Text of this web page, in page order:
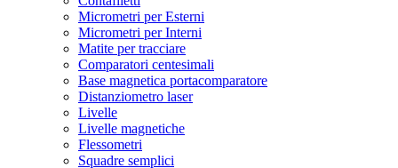
Micrometri per Esterni
Micrometri per Interni
Matite per tracciare
Comparatori centesimali
Base magnetica portacomparatore
Distanziometro laser
Livelle
Livelle magnetiche
Flessometri
Squadre semplici